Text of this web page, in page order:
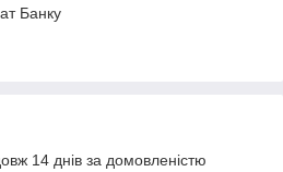
Банку
14 днів за домовленістю